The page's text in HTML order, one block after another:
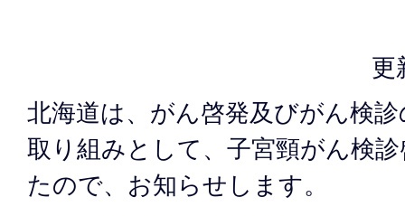
更
北海道は、がん啓発及びがん検
取り組みとして、子宮頸がん検
たので、お知らせします。